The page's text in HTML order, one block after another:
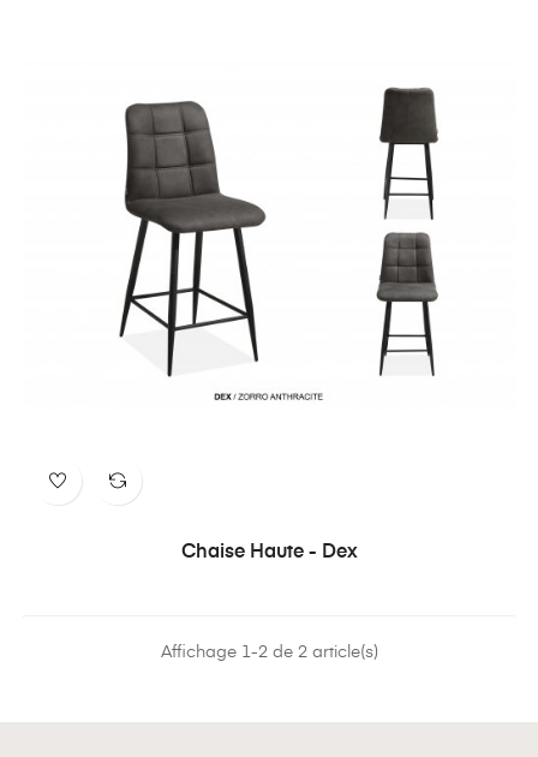
Chaise Haute - Dex
Affichage 1-2 de 2 article(s)